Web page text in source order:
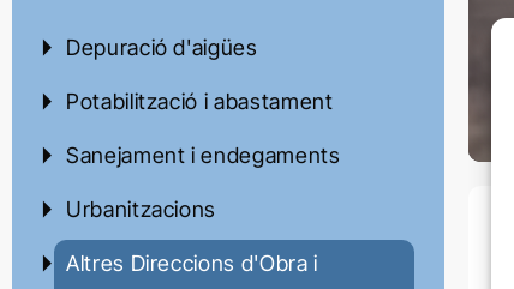
Depuració d'aigües
Potabilització i abastament
Sanejament i endegaments
Urbanitzacions
Altres Direccions d'Obra i